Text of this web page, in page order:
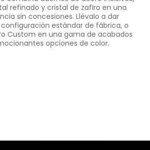
refinado y cristal de zafiro en una
sin concesiones. Llévalo a dar
estándar de fábrica, o
Custom en una gama de acabados
opciones de color.